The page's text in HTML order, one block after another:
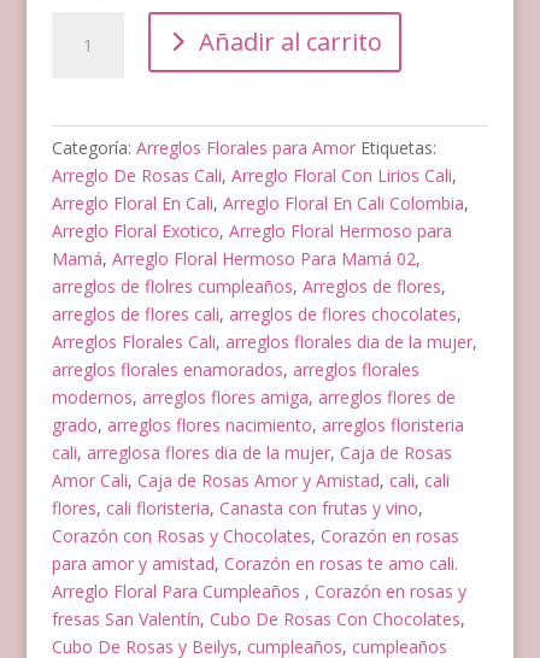
Floral
A
Ti
cantidad
Añadir al carrito
Categoría: Arreglos Florales para Amor Etiquetas:
Arreglo De Rosas Cali, Arreglo Floral Con Lirios Cali,
Arreglo Floral En Cali, Arreglo Floral En Cali Colombia,
Arreglo Floral Exotico, Arreglo Floral Hermoso para
Mamá, Arreglo Floral Hermoso Para Mamá 02,
arreglos de flolres cumpleaños, Arreglos de flores,
arreglos de flores cali, arreglos de flores chocolates,
Arreglos Florales Cali, arreglos florales dia de la mujer,
arreglos florales enamorados, arreglos florales
modernos, arreglos flores amiga, arreglos flores de
grado, arreglos flores nacimiento, arreglos floristeria
cali, arreglosa flores dia de la mujer, Caja de Rosas
Amor Cali, Caja de Rosas Amor y Amistad, cali, cali
flores, cali floristeria, Canasta con frutas y vino,
Corazón con Rosas y Chocolates, Corazón en rosas
para amor y amistad, Corazón en rosas te amo cali.
Arreglo Floral Para Cumpleaños , Corazón en rosas y
fresas San Valentín, Cubo De Rosas Con Chocolates,
Cubo De Rosas y Beilys, cumpleaños, cumpleaños